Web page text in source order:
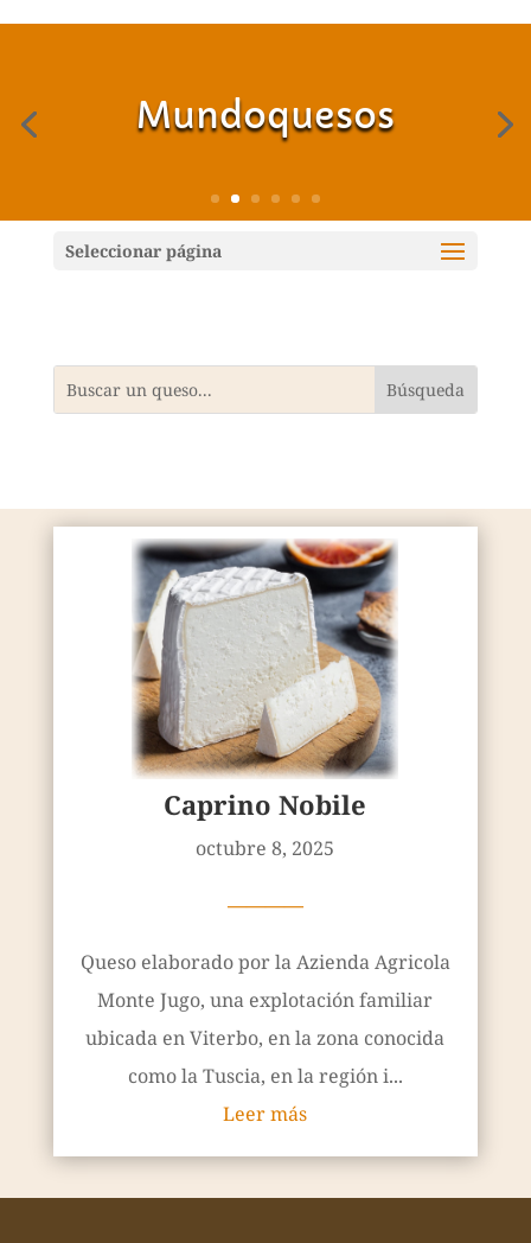
Mundoquesos
Seleccionar página
Caprino Nobile
octubre 8, 2025
————
Queso elaborado por la Azienda Agricola
Monte Jugo, una explotación familiar
ubicada en Viterbo, en la zona conocida
como la Tuscia, en la región i...
Leer más